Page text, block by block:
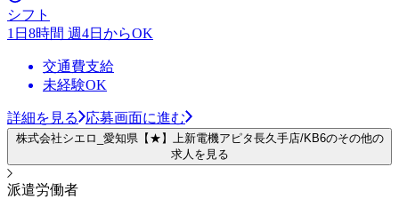
シフト
1日8時間 週4日からOK
交通費支給
未経験OK
詳細を見る 応募画面に進む
株式会社シエロ_愛知県【★】上新電機アピタ長久手店/KB6のその他の
求人を見る
派遣労働者